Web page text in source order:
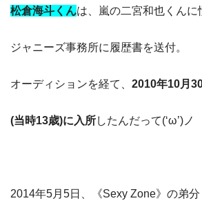
松倉海斗 くんは、嵐の二宮和也くんに
ジャニーズ事務所に履歴書を送付。
オーディションを経て、 2010年10月
(当時13歳)に入所したんだって(‘ω’)ノ
2014年5月5日、《Sexy Zone》の弟分